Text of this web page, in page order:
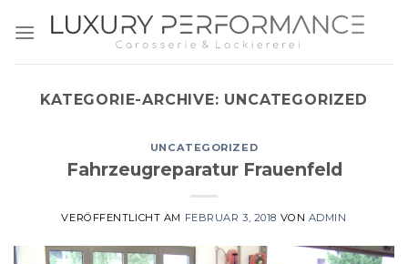
Inhalt
KATEGORIE-ARCHIVE: UNCATEGORIZED
UNCATEGORIZED
Fahrzeugreparatur Frauenfeld
VERÖFFENTLICHT AM FEBRUAR 3, 2018 VON ADMIN